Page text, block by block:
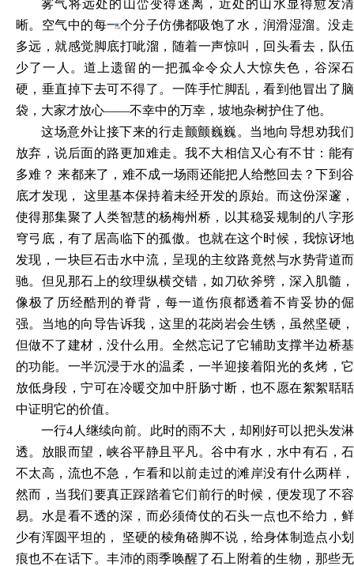
雾气将远处的山峦变得迷离，近处的山水显得愈发清
晰。空气中的每一个分子仿佛都吸饱了水，润滑湿溜。没走
多远，就感觉脚底打呲溜，随着一声惊叫，回头看去，队伍
少了一人。道上遗留的一把孤伞令众人大惊失色，谷深石
硬，垂直掉下去可不得了。一阵手忙脚乱，看到他冒出了脑
袋，大家才放心——不幸中的万幸，坡地杂树护住了他。
这场意外让接下来的行走颤颤巍巍。当地向导想劝我们
放弃，说后面的路更加难走。我不大相信又心有不甘：能有
多难？ 来都来了，难不成一场雨还能把人给憋回去？下到谷
底才发现，
这里基本保持着未经开发的原始。而这份深邃，
使得那集聚了人类智慧的杨梅州桥，以其稳妥规制的八字形
穹弓底，有了居高临下的孤傲。也就在这个时候，我惊讶地
发现，一块巨石击水中流，呈现的主纹路竟然与水势背道而
驰。但见那石上的纹理纵横交错，如刀砍斧劈，深入肌髓，
像极了历经酷刑的脊背，每一道伤痕都透着不肯妥协的倔
强。当地的向导告诉我，这里的花岗岩会生锈，虽然坚硬，
但做不了建材，没什么用。全然忘记了它辅助支撑半边桥基
的功能。一半沉浸于水的温柔，一半迎接着阳光的炙烤，它
放低身段，宁可在冷暖交加中肝肠寸断，也不愿在絮絮聒聒
中证明它的价值。
一行4人继续向前。此时的雨不大，却刚好可以把头发淋
透。放眼而望，峡谷平静且平凡。谷中有水，水中有石，石
不太高，流也不急，乍看和以前走过的滩岸没有什么两样，
然而，当我们要真正踩踏着它们前行的时候，便发现了不容
易。水是看不透的深，而必须倚仗的石头一点也不给力，鲜
少有浑圆平坦的， 坚硬的棱角硌脚不说，给身体制造点小划
痕也不在话下。丰沛的雨季唤醒了石上附着的生物，那些无